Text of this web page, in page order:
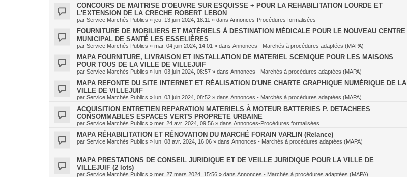
CONCOURS DE MAITRISE D'OEUVRE SUR ESQUISSE + POUR LA REHABILITATION LOURDE ET
L'EXTENSION DE LA CRECHE ROBERT LEBON
par Service Marchés Publics » jeu. 13 juin 2024, 18:11 » dans Annonces-Procédures formalisées
FOURNITURE DE MOBILIERS ET MATÉRIELS À DESTINATION MÉDICALE POUR LE NOUVEAU CENTRE
MUNICIPAL DE SANTÉ LES ESSELIÈRES
par Service Marchés Publics » mar. 04 juin 2024, 14:01 » dans Annonces - Marchés à procédures adaptées (MAPA)
MAPA FOURNITURE, LIVRAISON ET INSTALLATION DE MATERIEL SCENIQUE POUR LES MAISONS
POUR TOUS DE LA VILLE DE VILLEJUIF
par Service Marchés Publics » lun. 03 juin 2024, 08:57 » dans Annonces - Marchés à procédures adaptées (MAPA)
MAPA REFONTE DU SITE INTERNET ET RÉALISATION D'UNE CHARTE GRAPHIQUE NUMÉRIQUE DE LA
VILLE DE VILLEJUIF
par Service Marchés Publics » lun. 03 juin 2024, 08:52 » dans Annonces - Marchés à procédures adaptées (MAPA)
ACQUISITION ENTRETIEN REPARATION MATERIELS À MOTEUR BATTERIES P. DETACHEES
CONSOMMABLES ESPACES VERTS PROPRETE URBAINE
par Service Marchés Publics » mer. 24 avr. 2024, 09:56 » dans Annonces-Procédures formalisées
MAPA RÉHABILITATION ET RÉNOVATION DU MARCHÉ FORAIN VARLIN (Relance)
par Service Marchés Publics » lun. 08 avr. 2024, 16:06 » dans Annonces - Marchés à procédures adaptées (MAPA)
MAPA PRESTATIONS DE CONSEIL JURIDIQUE ET DE VEILLE JURIDIQUE POUR LA VILLE DE
VILLEJUIF (2 lots)
par Service Marchés Publics » mer. 27 mars 2024, 15:56 » dans Annonces - Marchés à procédures adaptées (MAPA)